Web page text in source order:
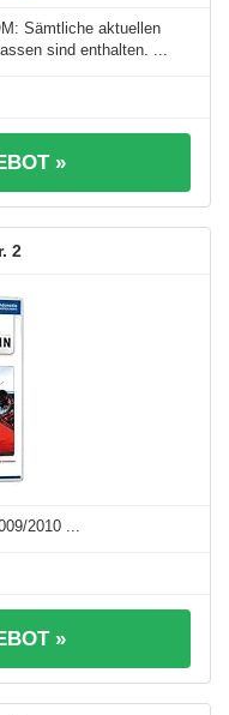
Sämtliche aktuellen
sind enthalten. ...
»
2
2010 ...
»